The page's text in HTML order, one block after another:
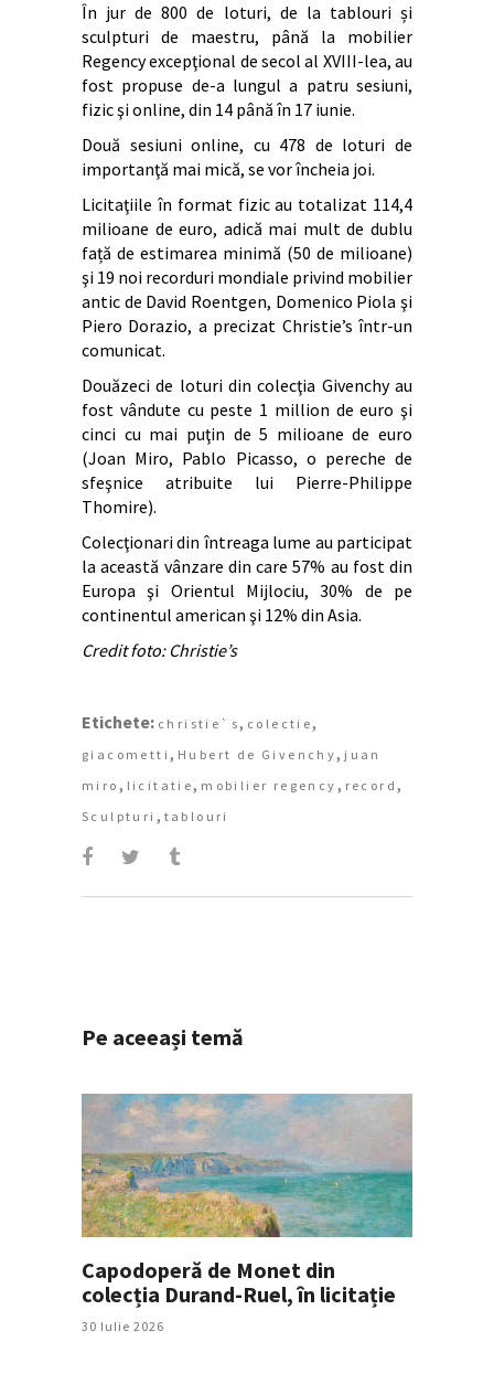
În jur de 800 de loturi, de la tablouri și
sculpturi de maestru, până la mobilier
Regency excepţional de secol al XVIII-lea, au
fost propuse de-a lungul a patru sesiuni,
fizic şi online, din 14 până în 17 iunie.
Două sesiuni online, cu 478 de loturi de
importanţă mai mică, se vor încheia joi.
Licitaţiile în format fizic au totalizat 114,4
milioane de euro, adică mai mult de dublu
față de estimarea minimă (50 de milioane)
şi 19 noi recorduri mondiale privind mobilier
antic de David Roentgen, Domenico Piola şi
Piero Dorazio, a precizat Christie’s într-un
comunicat.
Douăzeci de loturi din colecţia Givenchy au
fost vândute cu peste 1 million de euro şi
cinci cu mai puţin de 5 milioane de euro
(Joan Miro, Pablo Picasso, o pereche de
sfeşnice atribuite lui Pierre-Philippe
Thomire).
Colecţionari din întreaga lume au participat
la această vânzare din care 57% au fost din
Europa şi Orientul Mijlociu, 30% de pe
continentul american şi 12% din Asia.
Credit foto: Christie’s
Etichete: christie`s, colectie,
giacometti , Hubert de Givenchy, juan
miro , licitatie, mobilier regency , record,
Sculpturi , tablouri
Pe aceeași temă
Capodoperă de Monet din
colecția Durand-Ruel, în licitație
30 Iulie 2026